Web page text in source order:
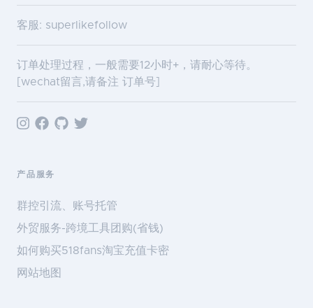
客服: superlikefollow
订单处理过程，一般需要12小时+，请耐心等待。
[wechat留言,请备注 订单号]
产品服务
群控引流、账号托管
外贸服务-跨境工具团购(省钱)
如何购买518fans淘宝充值卡密
网站地图